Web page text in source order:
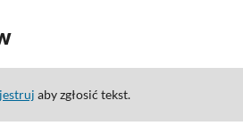
aby zgłosić tekst.